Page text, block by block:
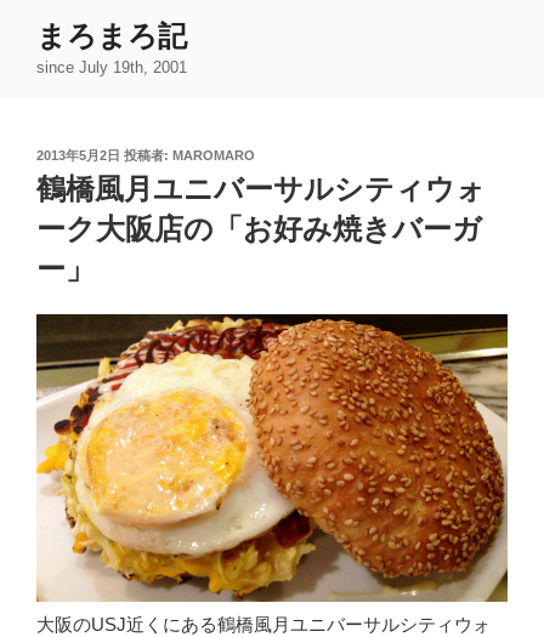
まろまろ記
since July 19th, 2001
投
稿
日:
2013年5月2日 投稿者: MAROMARO
鶴橋風月ユニバーサルシティウォ
ーク大阪店の「お好み焼きバーガ
ー」
大阪のUSJ近くにある鶴橋風月ユニバーサルシティウォ